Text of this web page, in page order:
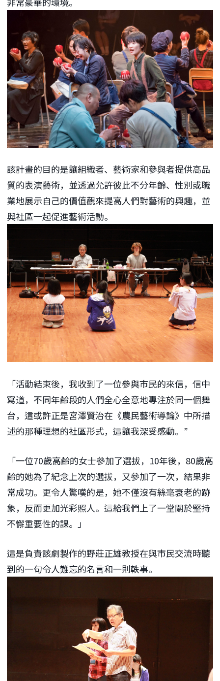
該計畫的目的是讓組織者、藝術家和參與者提供高品
質的表演藝術，並透過允許彼此不分年齡、性別或職
業地展示自己的價值觀來提高人們對藝術的興趣，並
與社區一起促進藝術活動。
「活動結束後，我收到了一位參與市民的來信，信中
寫道，不同年齡段的人們全心全意地專注於同一個舞
台，這或許正是宮澤賢治在《農民藝術導論》中所描
述的那種理想的社區形式，這讓我深受感動。”
「一位70歲高齡的女士參加了選拔，10年後，80歲高
齡的她為了紀念上次的選拔，又參加了一次，結果非
常成功。更令人驚嘆的是，她不僅沒有絲毫衰老的跡
象，反而更加光彩照人。這給我們上了一堂關於堅持
不懈重要性的課。」
這是負責該劇製作的野莊正雄教授在與市民交流時聽
到的一句令人難忘的名言和一則軼事。